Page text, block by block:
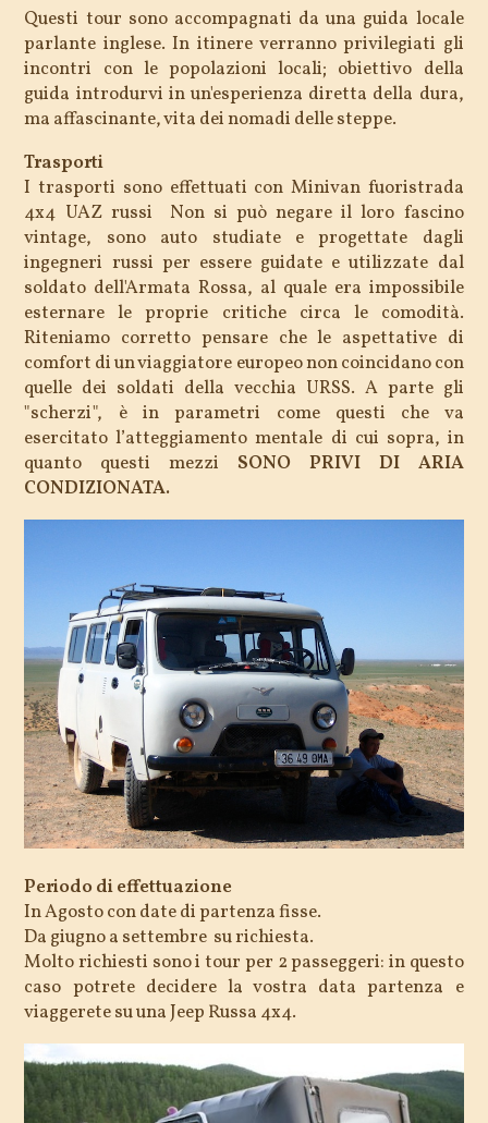
Questi tour sono accompagnati da una guida locale
parlante inglese. In itinere verranno privilegiati gli
incontri con le popolazioni locali; obiettivo della
guida introdurvi in un'esperienza diretta della dura,
ma affascinante, vita dei nomadi delle steppe.
Trasporti
I trasporti sono effettuati con Minivan fuoristrada
4x4 UAZ russi Non si può negare il loro fascino
vintage, sono auto studiate e progettate dagli
ingegneri russi per essere guidate e utilizzate dal
soldato dell'Armata Rossa, al quale era impossibile
esternare le proprie critiche circa le comodità.
Riteniamo corretto pensare che le aspettative di
comfort di un viaggiatore europeo non coincidano con
quelle dei soldati della vecchia URSS. A parte gli
"scherzi", è in parametri come questi che va
esercitato l’atteggiamento mentale di cui sopra, in
quanto questi mezzi SONO PRIVI DI ARIA
CONDIZIONATA.
Periodo di effettuazione
In Agosto con date di partenza fisse.
Da giugno a settembre su richiesta.
Molto richiesti sono i tour per 2 passeggeri: in questo
caso potrete decidere la vostra data partenza e
viaggerete su una Jeep Russa 4x4.